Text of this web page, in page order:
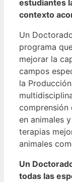
estudiantes
contexto
Un
programa
mejorar la
campos
la
comprensión
en animales
terapias
animales
Un
todas las